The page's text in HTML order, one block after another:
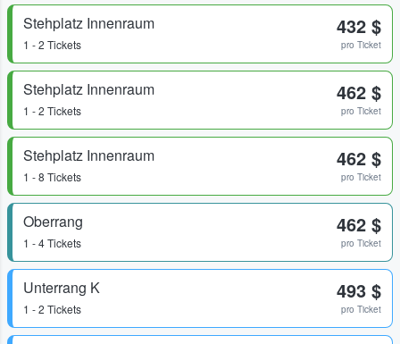
Stehplatz Innenraum
1 - 2 Tickets
432 $
pro Ticket
Stehplatz Innenraum
1 - 2 Tickets
462 $
pro Ticket
Stehplatz Innenraum
1 - 8 Tickets
462 $
pro Ticket
Oberrang
1 - 4 Tickets
462 $
pro Ticket
Unterrang K
1 - 2 Tickets
493 $
pro Ticket